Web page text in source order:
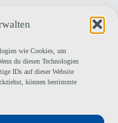
wie Cookies, um
du diesen Technologien
IDs auf dieser Website
können bestimmte
Friedberg e.V.